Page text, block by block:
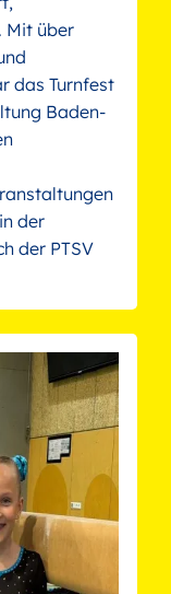
Mit über
das Turnfest
Baden-
der
der PTSV